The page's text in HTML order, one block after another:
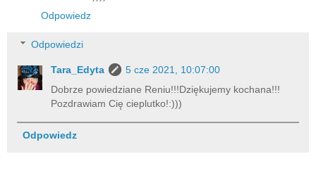
Odpowiedz
Odpowiedzi
Tara_Edyta
5 cze 2021, 10:07:00
Dobrze powiedziane Reniu!!!Dziękujemy kochana!!!
Pozdrawiam Cię cieplutko!:)))
Odpowiedz